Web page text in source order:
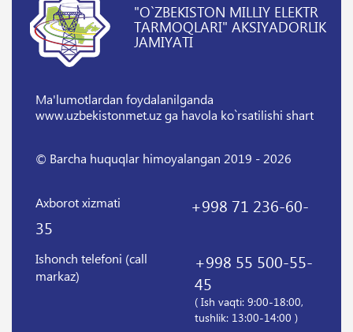
"O`ZBEKISTON MILLIY ELEKTR
TARMOQLARI" AKSIYADORLIK
JAMIYATI
Ma'lumotlardan foydalanilganda
www.uzbekistonmet.uz ga havola ko`rsatilishi shart
© Barcha huquqlar himoyalangan 2019 - 2026
Axborot xizmati
+998 71 236-60-
35
Ishonch telefoni (call
markaz)
+998 55 500-55-
45
( Ish vaqti: 9:00-18:00,
tushlik: 13:00-14:00 )